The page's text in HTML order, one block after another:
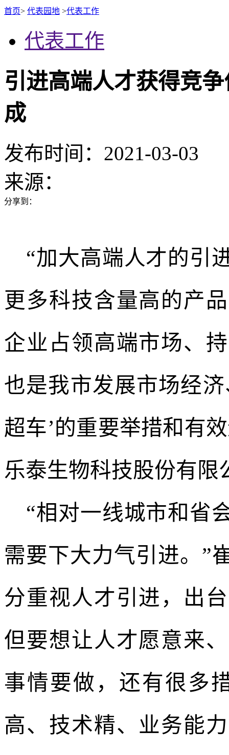
首页> 代表园地 >代表工作
代表工作
引进高端人才获得竞
成
发布时间：2021-03-03
来源：
分享到：
“加大高端人才的引
更多科技含量高的产
企业占领高端市场、
也是我市发展市场经
超车’的重要举措和有
乐泰生物科技股份有限
“相对一线城市和省
需要下大力气引进。”
分重视人才引进，出
但要想让人才愿意来
事情要做，还有很多
高、技术精、业务能